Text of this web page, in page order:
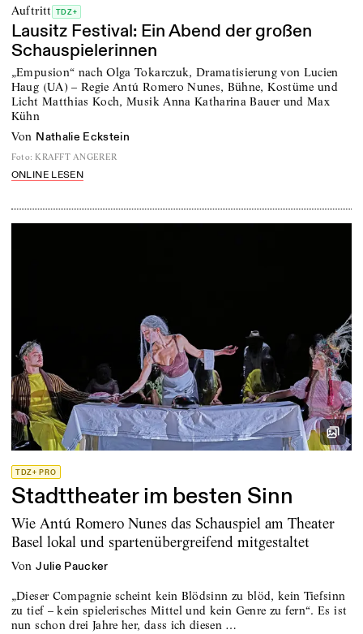
Auftritt TDZ+
Lausitz Festival: Ein Abend der großen
Schauspielerinnen
„Empusion“ nach Olga Tokarczuk, Dramatisierung von Lucien
Haug (UA) – Regie Antú Romero Nunes, Bühne, Kostüme und
Licht Matthias Koch, Musik Anna Katharina Bauer und Max
Kühn
von Nathalie Eckstein
Foto: KRAFFT ANGERER
ONLINE LESEN
TDZ+ PRO
Stadttheater im besten Sinn
Wie Antú Romero Nunes das Schauspiel am Theater
Basel lokal und spartenübergreifend mitgestaltet
von Julie Paucker
„Dieser Compagnie scheint kein Blödsinn zu blöd, kein Tiefsinn
zu tief – kein spielerisches Mittel und kein Genre zu fern“. Es ist
nun schon drei Jahre her, dass ich diesen …